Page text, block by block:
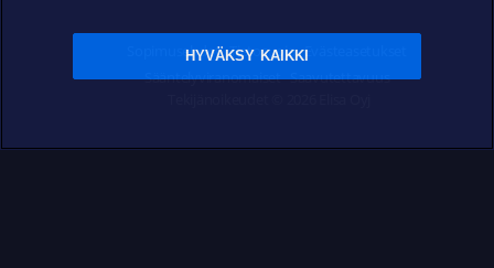
Sopimusehdot Tietosuoja Evästeasetukset
Sääntelyviranomaiset Saavutettavuus
HYVÄKSY KAIKKI